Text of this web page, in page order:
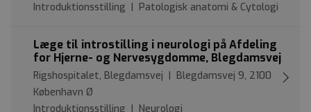
Introduktionsstilling | Patologisk anatomi & Cytologi
Læge til introstilling i neurologi på Afdeling
for Hjerne- og Nervesygdomme, Blegdamsvej
Rigshospitalet, Blegdamsvej | Blegdamsvej 9, 2100
København Ø
Introduktionsstilling | Neurologi